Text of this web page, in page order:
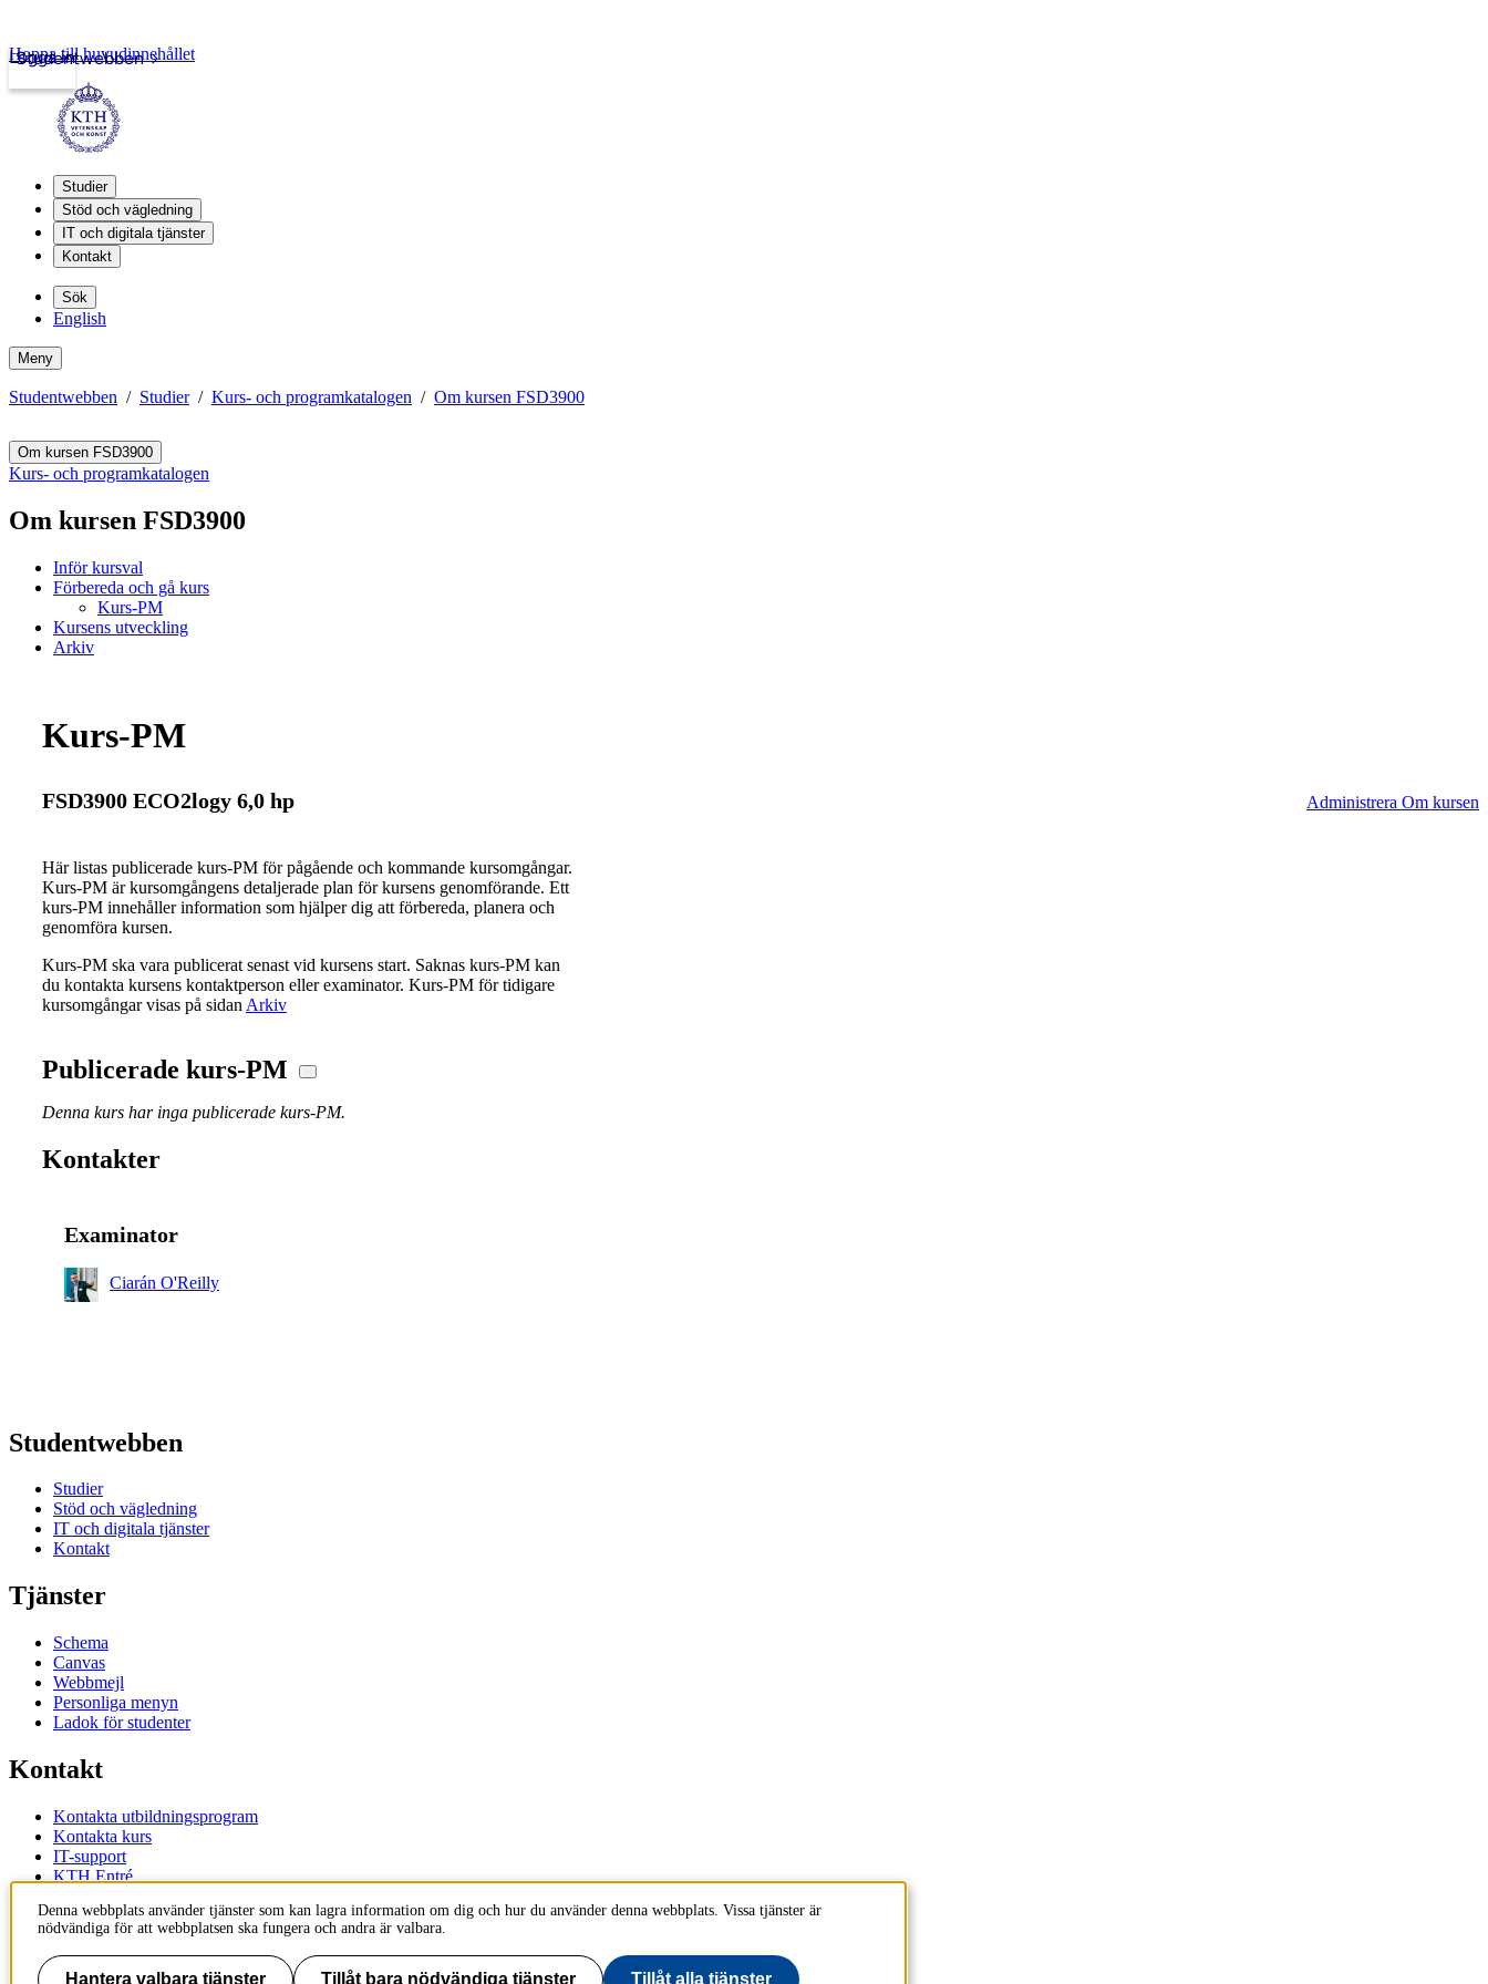
Studentwebben
Logga in
Hoppa till huvudinnehållet
Studier
Stöd och vägledning
IT och digitala tjänster
Kontakt
Sök
English
Meny
Studentwebben Studier Kurs- och programkatalogen Om kursen FSD3900
Om kursen FSD3900
Kurs- och programkatalogen
Om kursen FSD3900
Inför kursval
Förbereda och gå kurs
Kurs-PM
Kursens utveckling
Arkiv
Kurs-PM
FSD3900 ECO2logy 6,0 hp Administrera Om kursen
Här listas publicerade kurs-PM för pågående och kommande kursomgångar.
Kurs-PM är kursomgångens detaljerade plan för kursens genomförande. Ett
kurs-PM innehåller information som hjälper dig att förbereda, planera och
genomföra kursen.
Kurs-PM ska vara publicerat senast vid kursens start. Saknas kurs-PM kan
du kontakta kursens kontaktperson eller examinator. Kurs-PM för tidigare
kursomgångar visas på sidan Arkiv
Publicerade kurs-PM
Denna kurs har inga publicerade kurs-PM.
Kontakter
Examinator
Ciarán O'Reilly
Studentwebben
Studier
Stöd och vägledning
IT och digitala tjänster
Kontakt
Tjänster
Schema
Canvas
Webbmejl
Personliga menyn
Ladok för studenter
Kontakt
Kontakta utbildningsprogram
Kontakta kurs
IT-support
KTH Entré
KTH
100 44 Stockholm
+46 8 790 60 00
Denna webbplats använder tjänster som kan lagra information om dig och hur du använder denna webbplats. Vissa tjänster är
nödvändiga för att webbplatsen ska fungera och andra är valbara.
Hantera valbara tjänster Tillåt bara nödvändiga tjänster Tillåt alla tjänster